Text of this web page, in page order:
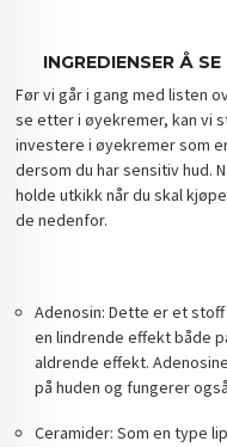
INGREDIENSER Å
Før vi går i gang med listen
se etter i øyekremer, kan vi
investere i øyekremer som
dersom du har sensitiv hud.
holde utkikk når du skal
de nedenfor.
Adenosin: Dette er et
en lindrende effekt både
aldrende effekt.
på huden og fungerer
Ceramider: Som en type